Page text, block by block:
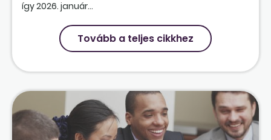
így 2026. január...
Tovább a teljes cikkhez